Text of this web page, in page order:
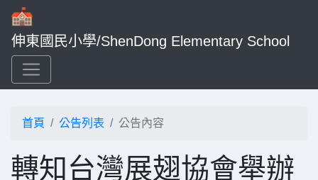
伸東國民小學/ShenDong Elementary School
首頁 公告列表 公告內容
轉知台灣展翅協會舉辦